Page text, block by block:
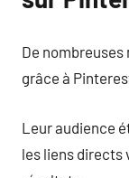
De
grâce à
Leur audience
les liens directs